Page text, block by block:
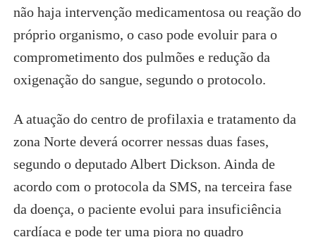
não haja intervenção medicamentosa ou reação do
próprio organismo, o caso pode evoluir para o
comprometimento dos pulmões e redução da
oxigenação do sangue, segundo o protocolo.
A atuação do centro de profilaxia e tratamento da
zona Norte deverá ocorrer nessas duas fases,
segundo o deputado Albert Dickson. Ainda de
acordo com o protocola da SMS, na terceira fase
da doença, o paciente evolui para insuficiência
cardíaca e pode ter uma piora no quadro